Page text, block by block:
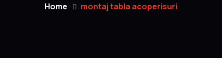
Home montaj tabla acoperisuri